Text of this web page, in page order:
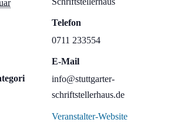
Telefon
0711 233554
E-Mail
info@stuttgarter-
schriftstellerhaus.de
Veranstalter-Website